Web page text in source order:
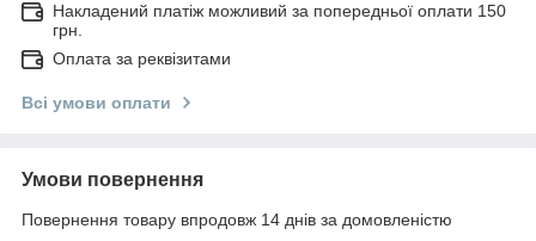
Накладений платіж можливий за попередньої оплати 150
грн.
Оплата за реквізитами
Всі умови оплати
Умови повернення
Повернення товару впродовж 14 днів за домовленістю